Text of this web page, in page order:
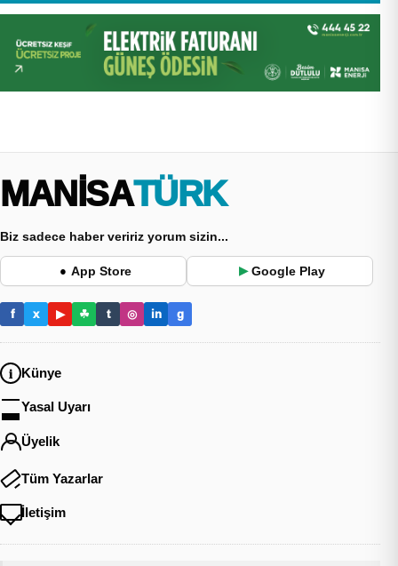
MANİSA TÜRK
Biz sadece haber veririz yorum sizin...
● App Store ▶ Google Play
f x ▶ ☘ t ◎ in g
Künye
Yasal Uyarı
Üyelik
Tüm Yazarlar
İletişim